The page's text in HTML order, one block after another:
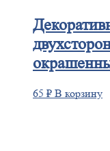
65 ₽ В корзину